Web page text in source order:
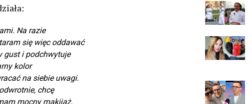
Na razie
się więc oddawać
gust i podchwytuje
kolor
na siebie uwagi.
chcę
mocny makijaż,